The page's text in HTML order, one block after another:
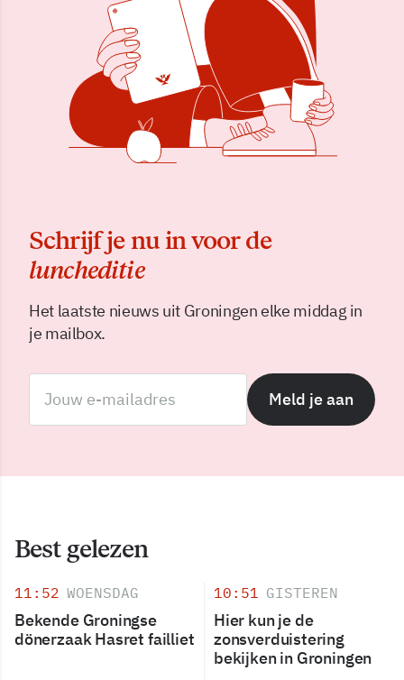
Schrijf je nu in voor de
luncheditie
Het laatste nieuws uit Groningen elke middag in
je mailbox.
Meld je aan
Best gelezen
11:52 WOENSDAG
Bekende Groningse
dönerzaak Hasret failliet
10:51 GISTEREN
Hier kun je de
zonsverduistering
bekijken in Groningen